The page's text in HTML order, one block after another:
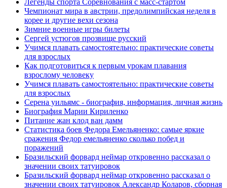
Легенды спорта Соревнования с масс-стартом
Чемпионат мира в австрии, предолимпийская неделя в
корее и другие вехи сезона
Зимние военные игры билеты
Сергей устюгов прозвище русский
Учимся плавать самостоятельно: практические советы
для взрослых
Как подготовиться к первым урокам плавания
взрослому человеку
Учимся плавать самостоятельно: практические советы
для взрослых
Серена уильямс - биография, информация, личная жизнь
Биография Марии Кириленко
Питание жан клод ван дамм
Статистика боев Федора Емельяненко: самые яркие
сражения Федор емельяненко сколько побед и
поражений
Бразильский форвард неймар откровенно рассказал о
значении своих татуировок
Бразильский форвард неймар откровенно рассказал о
значении своих татуировок Александр Коларов, сборная